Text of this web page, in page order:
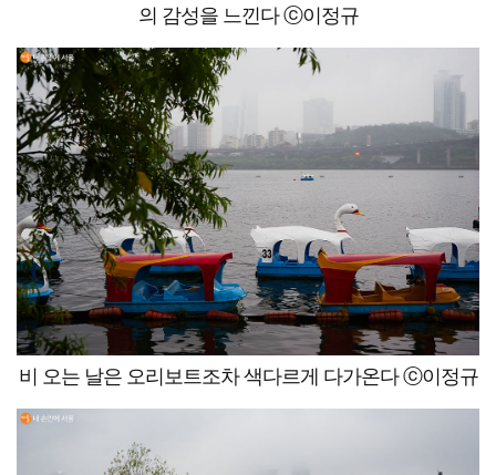
의 감성을 느낀다 ⓒ이정규
비 오는 날은 오리보트조차 색다르게 다가온다 ⓒ이정규